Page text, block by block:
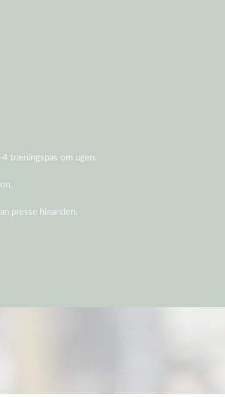
træningspas om ugen.
presse hinanden.